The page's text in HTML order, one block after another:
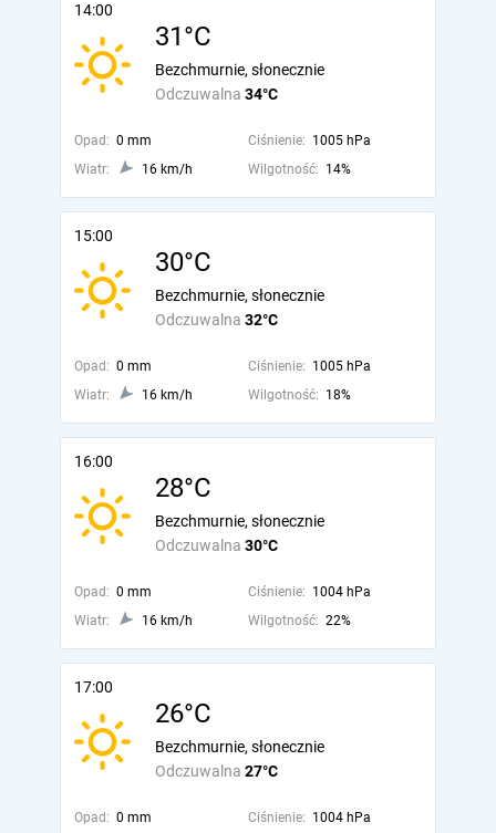
14:00
31°C
Odczuwalna 34°C
Bezchmurnie, słonecznie
Opad: 0 mm Ciśnienie: 1005 hPa
Wiatr:
16 km/h Wilgotność: 14%
15:00
30°C
Odczuwalna 32°C
Bezchmurnie, słonecznie
Opad: 0 mm Ciśnienie: 1005 hPa
Wiatr:
16 km/h Wilgotność: 18%
16:00
28°C
Odczuwalna 30°C
Bezchmurnie, słonecznie
Opad: 0 mm Ciśnienie: 1004 hPa
Wiatr:
16 km/h Wilgotność: 22%
17:00
26°C
Odczuwalna 27°C
Bezchmurnie, słonecznie
Opad: 0 mm Ciśnienie: 1004 hPa